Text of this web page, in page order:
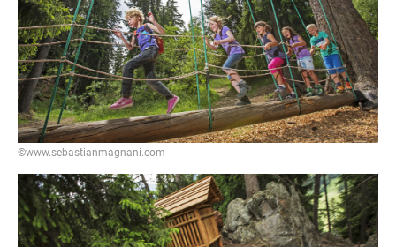
©www.sebastianmagnani.com